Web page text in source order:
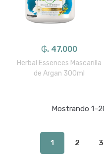
₲. 47.000
Herbal Essences Mascarilla
de Argan 300ml
Mostrando
1 2 3